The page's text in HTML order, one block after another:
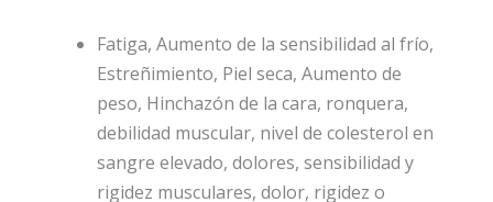
Fatiga, Aumento de la sensibilidad al frío,
Estreñimiento, Piel seca, Aumento de
peso, Hinchazón de la cara, ronquera,
debilidad muscular, nivel de colesterol en
sangre elevado, dolores, sensibilidad y
rigidez musculares, dolor, rigidez o